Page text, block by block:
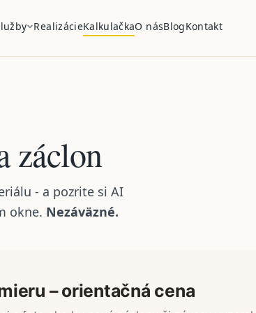
RealizácieKalkulačkaO násBlogKontakt
záclon
- a pozrite si AI
okne. Nezáväzné.